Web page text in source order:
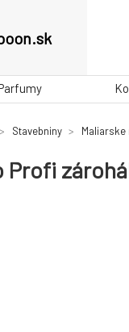
Stavebniny Maliarske
Profi